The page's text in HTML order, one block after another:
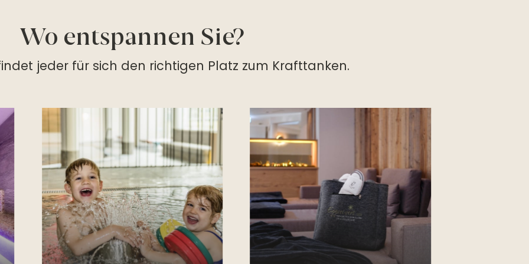
Wo entspannen Sie?
jeder für sich den richtigen Platz zum Krafttanken.